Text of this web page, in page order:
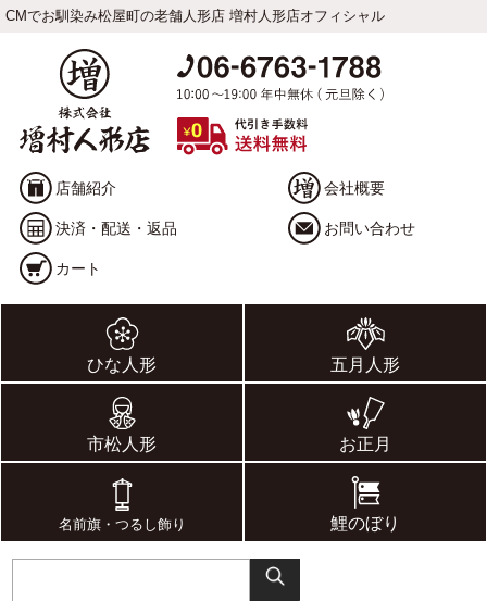
CMでお馴染み松屋町の老舗人形店 増村人形店オフィシャル
店舗紹介 会社概要
決済・配送・返品 お問い合わせ
カート
ひな人形 五月人形
市松人形 お正月
名前旗・つるし飾り 鯉のぼり